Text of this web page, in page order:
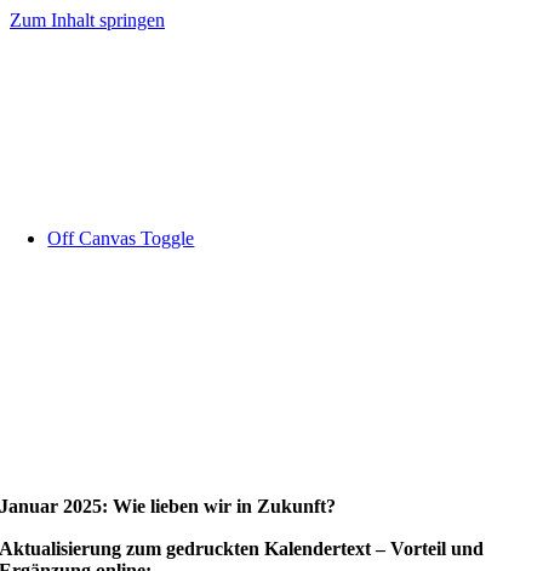
Zum Inhalt springen
Off Canvas Toggle
Januar 2025: Wie lieben wir in Zukunft?
Aktualisierung zum gedruckten Kalendertext – Vorteil und